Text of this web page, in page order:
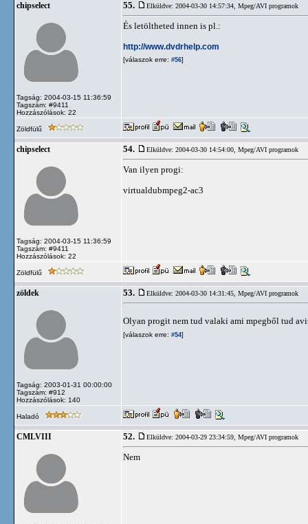
chipselect
Tagság: 2004-03-15 11:36:59
Tagszám: #9411
Hozzászólások: 22
55. Elküldve: 2004-03-30 14:57:34, Mpeg/AVI programok
És letöltheted innen is pl.:
http://www.dvdrhelp.com
[válaszok erre: #56]
Zöldfülű
chipselect
Tagság: 2004-03-15 11:36:59
Tagszám: #9411
Hozzászólások: 22
54. Elküldve: 2004-03-30 14:54:00, Mpeg/AVI programok
Van ilyen progi:
virtualdubmpeg2-ac3
Zöldfülű
zöldek
Tagság: 2003-01-31 00:00:00
Tagszám: #912
Hozzászólások: 140
53. Elküldve: 2004-03-30 14:31:45, Mpeg/AVI programok
Olyan progit nem tud valaki ami mpegből tud
[válaszok erre: #54]
Haladó
CMLVIII 52. Elküldve: 2004-03-29 23:34:59, Mpeg/AVI programok
Nem